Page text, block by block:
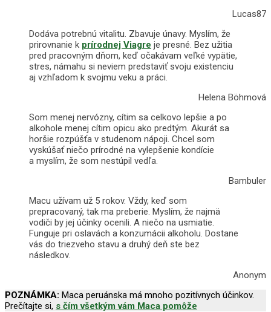
Lucas87
Dodáva potrebnú vitalitu. Zbavuje únavy. Myslím, že
prirovnanie k prírodnej Viagre je presné. Bez užitia
pred pracovným dňom, keď očakávam veľké vypätie,
stres, námahu si neviem predstaviť svoju existenciu
aj vzhľadom k svojmu veku a práci.
Helena Böhmová
Som menej nervózny, cítim sa celkovo lepšie a po
alkohole menej cítim opicu ako predtým. Akurát sa
horšie rozpúšťa v studenom nápoji. Chcel som
vyskúšať niečo prírodné na vylepšenie kondície
a myslím, že som nestúpil vedľa.
Bambuler
Macu užívam už 5 rokov. Vždy, keď som
prepracovaný, tak ma preberie. Myslím, že najmä
vodiči by jej účinky ocenili. A niečo na usmiatie.
Funguje pri oslavách a konzumácii alkoholu. Dostane
vás do triezveho stavu a druhý deň ste bez
následkov.
Anonym
POZNÁMKA: Maca peruánska má mnoho pozitívnych účinkov.
Prečítajte si, s čím všetkým vám Maca pomôže